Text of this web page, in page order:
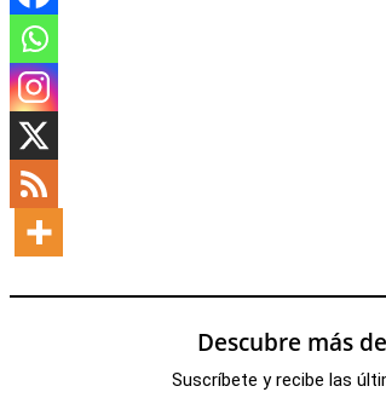
Descubre más
Suscríbete y recibe las